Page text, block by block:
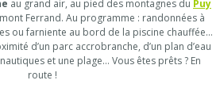
au grand air, au pied des montagnes du Puy
Ferrand. Au programme : randonnées à
ou farniente au bord de la piscine chauffée…
d’un parc accrobranche, d’un plan d’eau
et une plage… Vous êtes prêts ? En
route !